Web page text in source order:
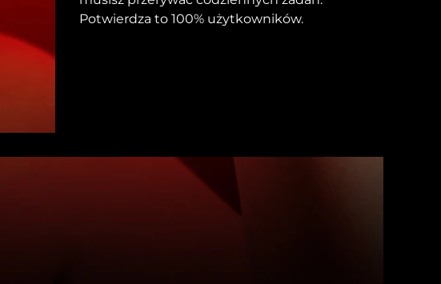
Potwierdza to 100% użytkowników.